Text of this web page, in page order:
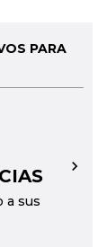
PARA
a sus
→